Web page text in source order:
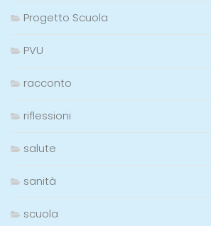
Progetto Scuola
PVU
racconto
riflessioni
salute
sanità
scuola